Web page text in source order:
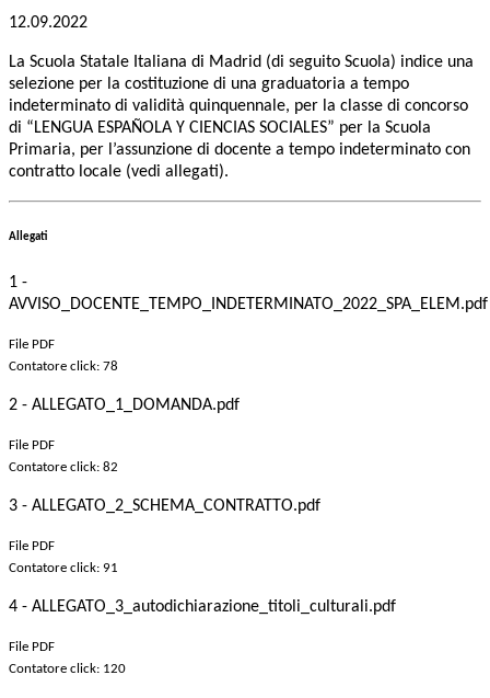
12.09.2022
La Scuola Statale Italiana di Madrid (di seguito Scuola) indice una
selezione per la costituzione di una graduatoria a tempo
indeterminato di validità quinquennale, per la classe di concorso
di “LENGUA ESPAÑOLA Y CIENCIAS SOCIALES” per la Scuola
Primaria, per l’assunzione di docente a tempo indeterminato con
contratto locale (vedi allegati).
Allegati
1 -
AVVISO_DOCENTE_TEMPO_INDETERMINATO_2022_SPA_ELEM.pdf
File PDF
Contatore click: 78
2 - ALLEGATO_1_DOMANDA.pdf
File PDF
Contatore click: 82
3 - ALLEGATO_2_SCHEMA_CONTRATTO.pdf
File PDF
Contatore click: 91
4 - ALLEGATO_3_autodichiarazione_titoli_culturali.pdf
File PDF
Contatore click: 120